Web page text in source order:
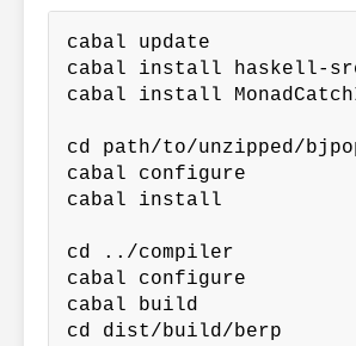
cabal update
cabal install haskell-
cabal install
cd path/to/unzipped/
cabal configure
cabal install
cd ../compiler
cabal configure
cabal build
cd dist/build/berp